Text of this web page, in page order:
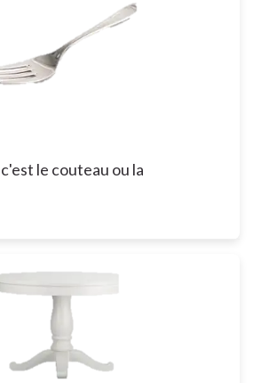
le couteau ou la